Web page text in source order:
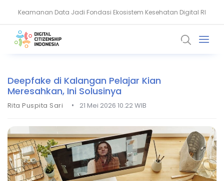
Keamanan Data Jadi Fondasi Ekosistem Kesehatan Digital RI
Akun WhatsApp Diblokir? Ini Penyebab dan Cara Mengatasinya
Deepfake di Kalangan Pelajar Kian
Meresahkan, Ini Solusinya
Rita Puspita Sari • 21 Mei 2026 10.22 WIB